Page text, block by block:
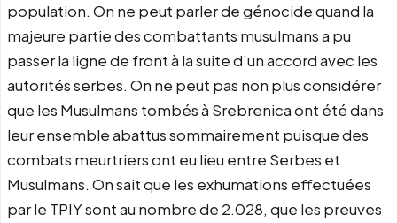
population. On ne peut parler de génocide quand la
majeure partie des combattants musulmans a pu
passer la ligne de front à la suite d’un accord avec les
autorités serbes. On ne peut pas non plus considérer
que les Musulmans tombés à Srebrenica ont été dans
leur ensemble abattus sommairement puisque des
combats meurtriers ont eu lieu entre Serbes et
Musulmans. On sait que les exhumations effectuées
par le TPIY sont au nombre de 2.028, que les preuves